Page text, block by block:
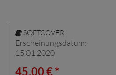
SOFTCOVER
Erscheinungsdatum:
15.01.2020
45,00 € *